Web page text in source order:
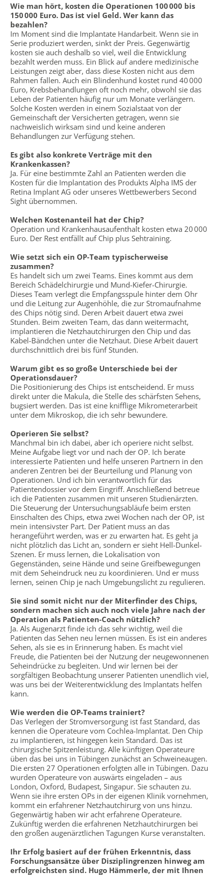
Wie man hört, kosten die Operationen 100 000 bis
150 000 Euro. Das ist viel Geld. Wer kann das
bezahlen?
Im Moment sind die Implantate Handarbeit. Wenn sie in
Serie produziert werden, sinkt der Preis. Gegenwärtig
kosten sie auch deshalb so viel, weil die Entwicklung
bezahlt werden muss. Ein Blick auf andere medizinische
Leistungen zeigt aber, dass diese Kosten nicht aus dem
Rahmen fallen. Auch ein Blindenhund kostet rund 40 000
Euro, Krebsbehandlungen oft noch mehr, obwohl sie das
Leben der Patienten häufig nur um Monate verlängern.
Solche Kosten werden in einem Sozialstaat von der
Gemeinschaft der Versicherten getragen, wenn sie
nachweislich wirksam sind und keine anderen
Behandlungen zur Verfügung stehen.
Es gibt also konkrete Verträge mit den
Krankenkassen?
Ja. Für eine bestimmte Zahl an Patienten werden die
Kosten für die Implantation des Produkts Alpha IMS der
Retina Implant AG oder unseres Wettbewerbers Second
Sight übernommen.
Welchen Kostenanteil hat der Chip?
Operation und Krankenhausaufenthalt kosten etwa 20 000
Euro. Der Rest entfällt auf Chip plus Sehtraining.
Wie setzt sich ein OP-Team typischerweise
zusammen?
Es handelt sich um zwei Teams. Eines kommt aus dem
Bereich Schädelchirurgie und Mund-Kiefer-Chirurgie.
Dieses Team verlegt die Empfangsspule hinter dem Ohr
und die Leitung zur Augenhöhle, die zur Stromaufnahme
des Chips nötig sind. Deren Arbeit dauert etwa zwei
Stunden. Beim zweiten Team, das dann weitermacht,
implantieren die Netzhautchirurgen den Chip und das
Kabel-Bändchen unter die Netzhaut. Diese Arbeit dauert
durchschnittlich drei bis fünf Stunden.
Warum gibt es so große Unterschiede bei der
Operationsdauer?
Die Positionierung des Chips ist entscheidend. Er muss
direkt unter die Makula, die Stelle des schärfsten Sehens,
bugsiert werden. Das ist eine knifflige Mikrometerarbeit
unter dem Mikroskop, die ich sehr bewundere.
Operieren Sie selbst?
Manchmal bin ich dabei, aber ich operiere nicht selbst.
Meine Aufgabe liegt vor und nach der OP. Ich berate
interessierte Patienten und helfe unseren Partnern in den
anderen Zentren bei der Beurteilung und Planung von
Operationen. Und ich bin verantwortlich für das
Patientendossier vor dem Eingriff. Anschließend betreue
ich die Patienten zusammen mit unseren Studienärzten.
Die Steuerung der Untersuchungsabläufe beim ersten
Einschalten des Chips, etwa zwei Wochen nach der OP, ist
mein intensivster Part. Der Patient muss an das
herangeführt werden, was er zu erwarten hat. Es geht ja
nicht plötzlich das Licht an, sondern er sieht Hell-Dunkel-
Szenen. Er muss lernen, die Lokalisation von
Gegenständen, seine Hände und seine Greifbewegungen
mit dem Seheindruck neu zu koordinieren. Und er muss
lernen, seinen Chip je nach Umgebungslicht zu regulieren.
Sie sind somit nicht nur der Miterfinder des Chips,
sondern machen sich auch noch viele Jahre nach der
Operation als Patienten-Coach nützlich?
Ja. Als Augenarzt finde ich das sehr wichtig, weil die
Patienten das Sehen neu lernen müssen. Es ist ein anderes
Sehen, als sie es in Erinnerung haben. Es macht viel
Freude, die Patienten bei der Nutzung der neugewonnenen
Seheindrücke zu begleiten. Und wir lernen bei der
sorgfältigen Beobachtung unserer Patienten unendlich viel,
was uns bei der Weiterentwicklung des Implantats helfen
kann.
Wie werden die OP-Teams trainiert?
Das Verlegen der Stromversorgung ist fast Standard, das
kennen die Operateure vom Cochlea-Implantat. Den Chip
zu implantieren, ist hingegen kein Standard. Das ist
chirurgische Spitzenleistung. Alle künftigen Operateure
üben das bei uns in Tübingen zunächst an Schweineaugen.
Die ersten 27 Operationen erfolgten alle in Tübingen. Dazu
wurden Operateure von auswärts eingeladen – aus
London, Oxford, Budapest, Singapur. Sie schauten zu.
Wenn sie ihre ersten OPs in der eigenen Klinik vornehmen,
kommt ein erfahrener Netzhautchirurg von uns hinzu.
Gegenwärtig haben wir acht erfahrene Operateure.
Zukünftig werden die erfahrenen Netzhautchirurgen bei
den großen augenärztlichen Tagungen Kurse veranstalten.
Ihr Erfolg basiert auf der frühen Erkenntnis, dass
Forschungsansätze über Disziplingrenzen hinweg am
erfolgreichsten sind. Hugo Hämmerle, der mit Ihnen